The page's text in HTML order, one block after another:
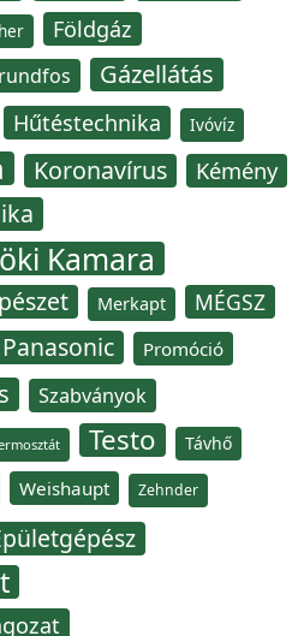
Földgáz
Gázellátás
Hűtéstechnika Ivóvíz
Koronavírus Kémény
Kamara
Merkapt MÉGSZ
Panasonic Promóció
Szabványok
Testo Távhő
Weishaupt Zehnder